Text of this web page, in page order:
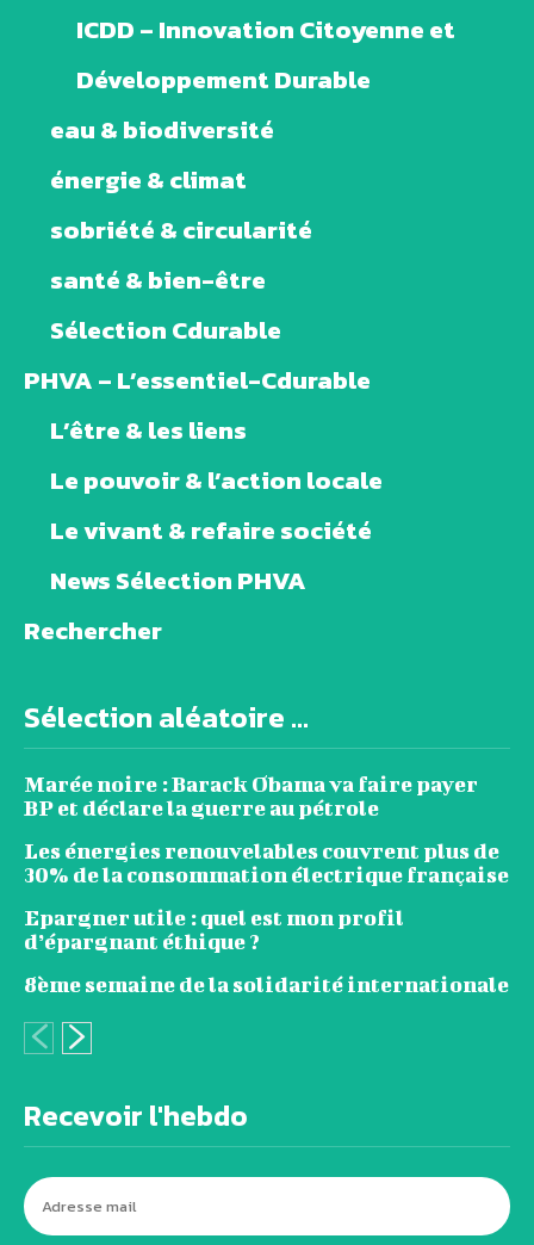
ICDD – Innovation Citoyenne et
Développement Durable
eau & biodiversité
énergie & climat
sobriété & circularité
santé & bien-être
Sélection Cdurable
PHVA – L’essentiel-Cdurable
L’être & les liens
Le pouvoir & l’action locale
Le vivant & refaire société
News Sélection PHVA
Rechercher
Sélection aléatoire ...
Marée noire : Barack Obama va faire payer
BP et déclare la guerre au pétrole
Les énergies renouvelables couvrent plus de
30% de la consommation électrique française
Epargner utile : quel est mon profil
d’épargnant éthique ?
8ème semaine de la solidarité internationale
Recevoir l'hebdo